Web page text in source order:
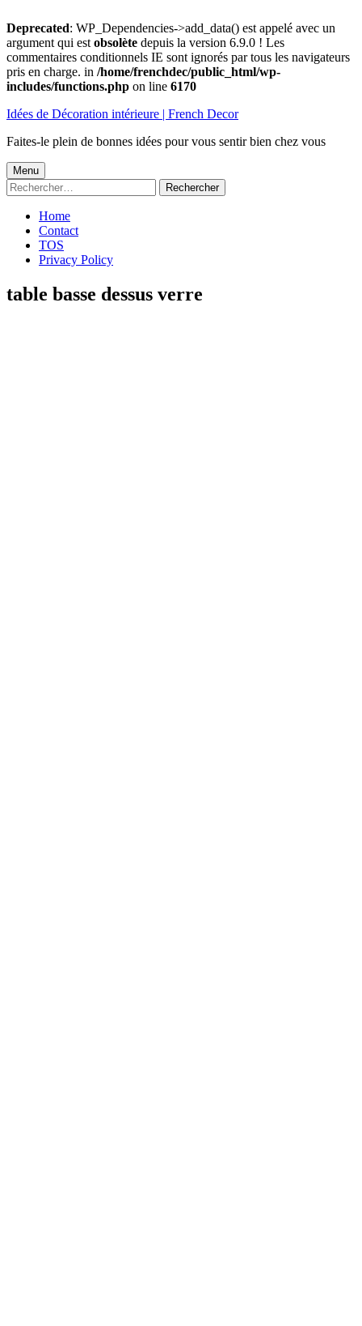
Deprecated: WP_Dependencies->add_data() est appelé avec un
argument qui est obsolète depuis la version 6.9.0 ! Les
commentaires conditionnels IE sont ignorés par tous les navigateurs
pris en charge. in /home/frenchdec/public_html/wp-
includes/functions.php on line 6170
au
Idées de Décoration intérieure | French Decor
Faites-le plein de bonnes idées pour vous sentir bien chez vous
Menu
principal
Menu
Rechercher :
Home
Contact
TOS
Privacy Policy
table basse dessus verre